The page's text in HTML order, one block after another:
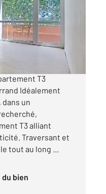
FERRAND
T3
Idéalement
un
T3 alliant
Traversant et
tout au long ...
du bien